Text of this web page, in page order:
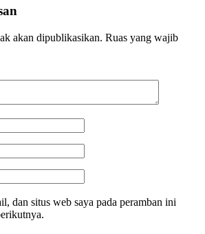
akan dipublikasikan. Ruas yang wajib
dan situs web saya pada peramban ini